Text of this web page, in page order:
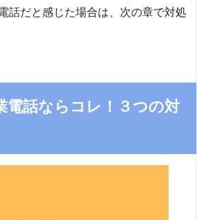
話だと感じた場合は、次の章で対処
電話ならコレ！３つの対